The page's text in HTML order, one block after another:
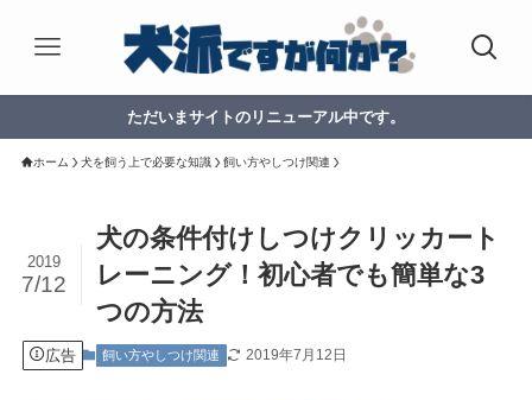
ただいまサイトのリニューアル中です。
ホーム 犬を飼う上で必要な知識 飼い方やしつけ関連
犬の条件付けしつけクリッカート
レーニング！初心者でも簡単な3
つの方法
2019
7/12
広告 飼い方やしつけ関連 2019年7月12日